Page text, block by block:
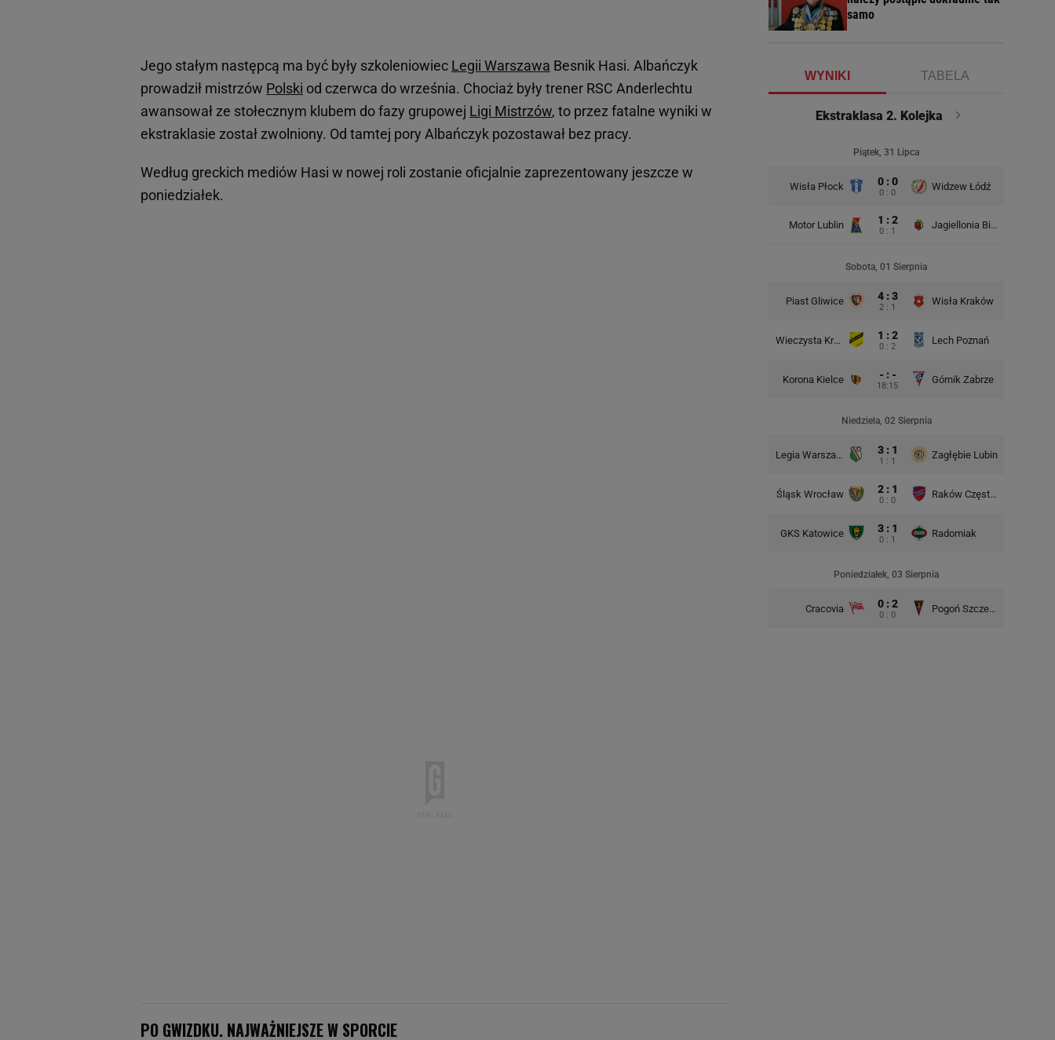
Jego stałym następcą ma być były szkoleniowiec Legii Warszawa Besnik Hasi. Albańczyk
prowadził mistrzów Polski od czerwca do września. Chociaż były trener RSC Anderlechtu
awansował ze stołecznym klubem do fazy grupowej Ligi Mistrzów, to przez fatalne wyniki w
ekstraklasie został zwolniony. Od tamtej pory Albańczyk pozostawał bez pracy.
Według greckich mediów Hasi w nowej roli zostanie oficjalnie zaprezentowany jeszcze w
poniedziałek.
samo
WYNIKI TABELA
Ekstraklasa 2. Kolejka
Piątek, 31 Lipca
Wisła Płock 0 : 0
0 : 0
Widzew Łódź
Motor Lublin 1 : 2
0 : 1
Jagiellonia Białystok
Sobota, 01 Sierpnia
Piast Gliwice 4 : 3
2 : 1
Wisła Kraków
Wieczysta Kraków 1 : 2
0 : 2
Lech Poznań
Korona Kielce - : -
18:15
Górnik Zabrze
Niedziela, 02 Sierpnia
Legia Warszawa 3 : 1
1 : 1
Zagłębie Lubin
Śląsk Wrocław 2 : 1
0 : 0
Raków Częstochowa
GKS Katowice 3 : 1
0 : 1
Radomiak
Poniedziałek, 03 Sierpnia
Cracovia 0 : 2
0 : 0
Pogoń Szczecin